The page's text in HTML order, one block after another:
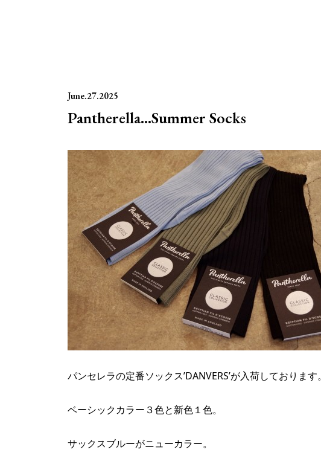
June.27.2025
Pantherella…Summer Socks
パンセレラの定番ソックス’DANVERS’が入荷しております。
ベーシックカラー３色と新色１色。
サックスブルーがニューカラー。